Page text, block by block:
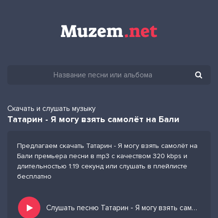
Скачать и слушать музыку
Татарин - Я могу взять самолёт на Бали
Предлагаем скачать Татарин - Я могу взять самолёт на
Бали премьера песни в mp3 с качеством 320 kbps и
длительностью 1:19 секунд или слушать в плейлисте
бесплатно
Слушать песню Татарин - Я могу взять самолёт на Бали и добавить в избранных